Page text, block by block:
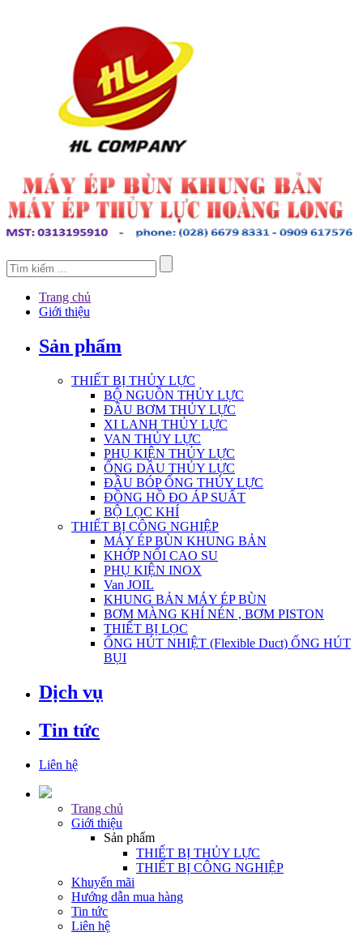
Trang chủ
Giới thiệu
Sản phẩm
THIẾT BỊ THỦY LỰC
BỘ NGUỒN THỦY LỰC
ĐẦU BƠM THỦY LỰC
XI LANH THỦY LỰC
VAN THỦY LỰC
PHỤ KIỆN THỦY LỰC
ỐNG DẦU THỦY LỰC
ĐẦU BÓP ỐNG THỦY LỰC
ĐỒNG HỒ ĐO ÁP SUẤT
BỘ LỌC KHÍ
THIẾT BỊ CÔNG NGHIỆP
MÁY ÉP BÙN KHUNG BẢN
KHỚP NỐI CAO SU
PHỤ KIỆN INOX
Van JOIL
KHUNG BẢN MÁY ÉP BÙN
BƠM MÀNG KHÍ NÉN , BƠM PISTON
THIẾT BỊ LỌC
ỐNG HÚT NHIỆT (Flexible Duct) ỐNG HÚT
BỤI
Dịch vụ
Tin tức
Liên hệ
Trang chủ
Giới thiệu
Sản phẩm
THIẾT BỊ THỦY LỰC
THIẾT BỊ CÔNG NGHIỆP
Khuyến mãi
Hướng dẫn mua hàng
Tin tức
Liên hệ